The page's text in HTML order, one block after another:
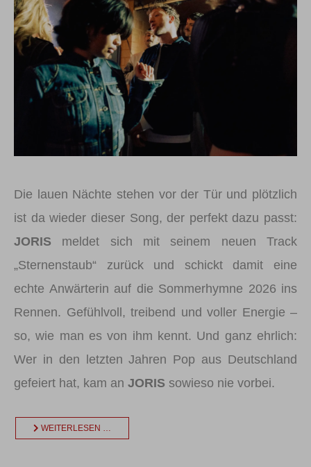
Die lauen Nächte stehen vor der Tür und plötzlich
ist da wieder dieser Song, der perfekt dazu passt:
JORIS meldet sich mit seinem neuen Track
„Sternenstaub“ zurück und schickt damit eine
echte Anwärterin auf die Sommerhymne 2026 ins
Rennen. Gefühlvoll, treibend und voller Energie –
so, wie man es von ihm kennt. Und ganz ehrlich:
Wer in den letzten Jahren Pop aus Deutschland
gefeiert hat, kam an JORIS sowieso nie vorbei.
WEITERLESEN …